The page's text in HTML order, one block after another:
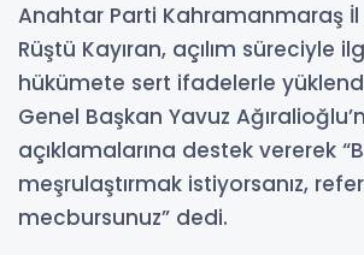
Anahtar Parti Kahramanmaraş İl
Rüştü Kayıran, açılım süreciyle
hükümete sert ifadelerle
Genel Başkan Yavuz
açıklamalarına destek vererek
meşrulaştırmak istiyorsanız,
mecbursunuz” dedi.